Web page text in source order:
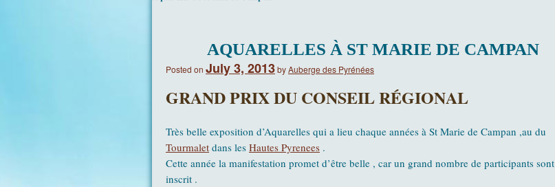
AQUARELLES À ST MARIE DE CAMPAN
Posted on July 3, 2013byAuberge des Pyrénées
GRAND PRIX DU CONSEIL RÉGIONAL
Très belle exposition d’Aquarelles qui a lieu chaque années à St Marie de Campan ,au du
Tourmalet dans les Hautes Pyrenees .
Cette année la manifestation promet d’être belle , car un grand nombre de participants sont
inscrit .